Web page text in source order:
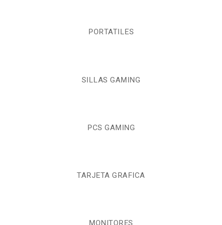
PORTATILES
SILLAS GAMING
PCS GAMING
TARJETA GRAFICA